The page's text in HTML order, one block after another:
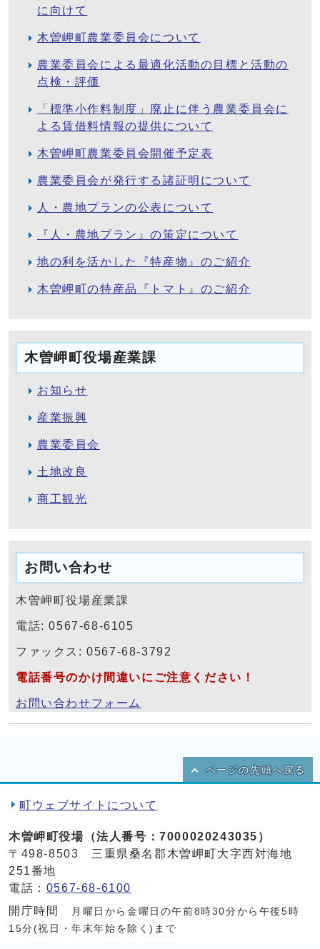
に向けて
木曽岬町農業委員会について
農業委員会による最適化活動の目標と活動の
点検・評価
「標準小作料制度」廃止に伴う農業委員会に
よる賃借料情報の提供について
木曽岬町農業委員会開催予定表
農業委員会が発行する諸証明について
人・農地プランの公表について
『人・農地プラン』の策定について
地の利を活かした『特産物』のご紹介
木曽岬町の特産品『トマト』のご紹介
木曽岬町役場産業課
お知らせ
産業振興
農業委員会
土地改良
商工観光
お問い合わせ
木曽岬町役場産業課
電話: 0567-68-6105
ファックス: 0567-68-3792
電話番号のかけ間違いにご注意ください！
お問い合わせフォーム
ページの先頭へ戻る
町ウェブサイトについて
木曽岬町役場（法人番号：7000020243035）
〒498-8503 三重県桑名郡木曽岬町大字西対海地
251番地
電話： 0567-68-6100
開庁時間
月曜日から金曜日の午前8時30分から午後5時
15分(祝日・年末年始を除く)まで